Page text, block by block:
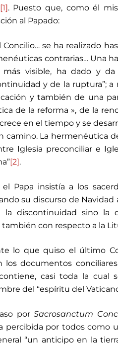
[1].Puesto que, como él
al Papado:
Concilio… se ha realizado
contrarias… Una
más visible, ha dado y
y de la ruptura”;
y también de una
de la reforma », de la
en el tiempo y se
camino. La hermenéutica
Iglesia preconciliar e
[2].
el Papa insistía a los
su discurso de
discontinuidad sino la
con respecto a la
lo que quiso el último
los documentos
casi toda la cual
del “espíritu del
porSacrosanctum
por todos como
“un anticipo en la